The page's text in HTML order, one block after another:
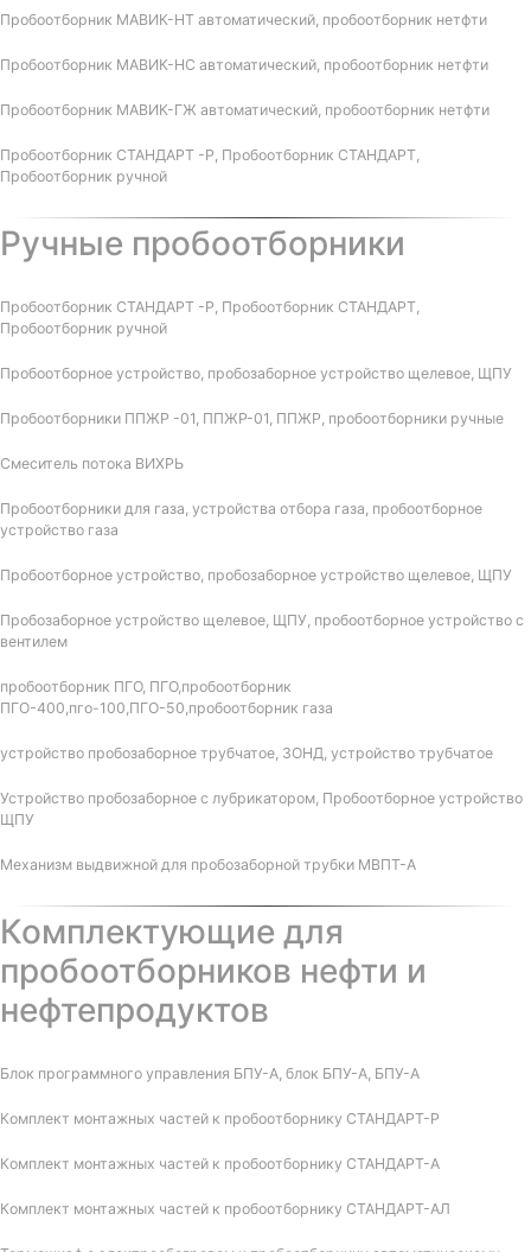
Пробоотборник МАВИК-НТ автоматический, пробоотборник нетфти
Пробоотборник МАВИК-НС автоматический, пробоотборник нетфти
Пробоотборник МАВИК-ГЖ автоматический, пробоотборник нетфти
Пробоотборник СТАНДАРТ -Р, Пробоотборник СТАНДАРТ,
Пробоотборник ручной
Ручные пробоотборники
Пробоотборник СТАНДАРТ -Р, Пробоотборник СТАНДАРТ,
Пробоотборник ручной
Пробоотборное устройство, пробозаборное устройство щелевое, ЩПУ
Пробоотборники ППЖР -01, ППЖР-01, ППЖР, пробоотборники ручные
Смеситель потока ВИХРЬ
Пробоотборники для газа, устройства отбора газа, пробоотборное
устройство газа
Пробоотборное устройство, пробозаборное устройство щелевое, ЩПУ
Пробозаборное устройство щелевое, ЩПУ, пробоотборное устройство с
вентилем
пробоотборник ПГО, ПГО,пробоотборник
ПГО-400,пго-100,ПГО-50,пробоотборник газа
устройство пробозаборное трубчатое, ЗОНД, устройство трубчатое
Устройство пробозаборное с лубрикатором, Пробоотборное устройство
ЩПУ
Механизм выдвижной для пробозаборной трубки МВПТ-А
Комплектующие для
пробоотборников нефти и
нефтепродуктов
Блок программного управления БПУ-А, блок БПУ-А, БПУ-А
Комплект монтажных частей к пробоотборнику СТАНДАРТ-Р
Комплект монтажных частей к пробоотборнику СТАНДАРТ-А
Комплект монтажных частей к пробоотборнику СТАНДАРТ-АЛ